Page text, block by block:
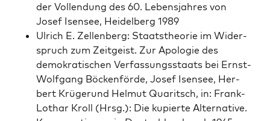
der Vol­len­dung des 60. Leben­s­jahres von
Josef Isensee, Hei­del­berg 1989
Ulrich E. Zel­len­berg: Staat­s­the­o­rie im Wider­
spruch zum Zeit­geist. Zur Apolo­gie des
demokratis­chen Ver­fas­sungsstaats bei Ernst-
Wolf­gang Böck­en­förde, Josef Isensee, Her­
bert Krügerund Hel­mut Quar­itsch, in: Frank-
Lothar Kroll (Hrsg.): Die kupierte Alter­na­tive.